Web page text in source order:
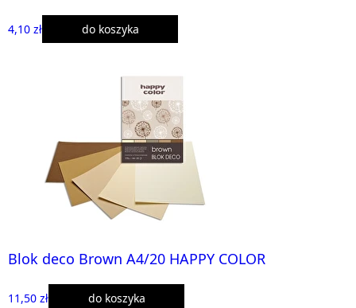
4,10 zł do koszyka
Blok deco Brown A4/20 HAPPY COLOR
11,50 zł do koszyka